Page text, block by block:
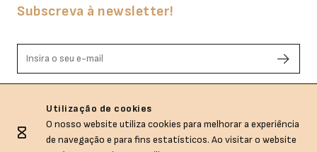
Subscreva à newsletter!
Utilização de cookies
O nosso website utiliza cookies para melhorar a experiência
de navegação e para fins estatísticos. Ao visitar o website